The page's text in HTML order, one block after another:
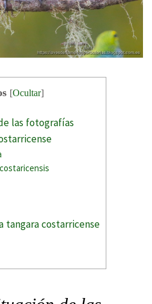
[Ocultar]
las fotografías
tangara costarricense